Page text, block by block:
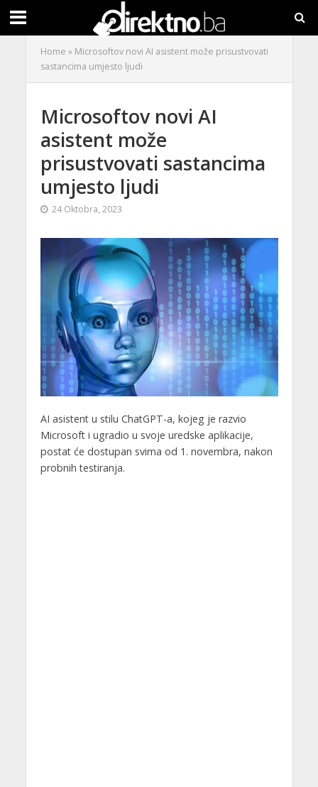
Home » Microsoftov novi AI asistent može prisustvovati
sastancima umjesto ljudi
Microsoftov novi AI
asistent može
prisustvovati sastancima
umjesto ljudi
24 Oktobra, 2023
AI asistent u stilu ChatGPT-a, kojeg je razvio
Microsoft i ugradio u svoje uredske aplikacije,
postat će dostupan svima od 1. novembra, nakon
probnih testiranja.